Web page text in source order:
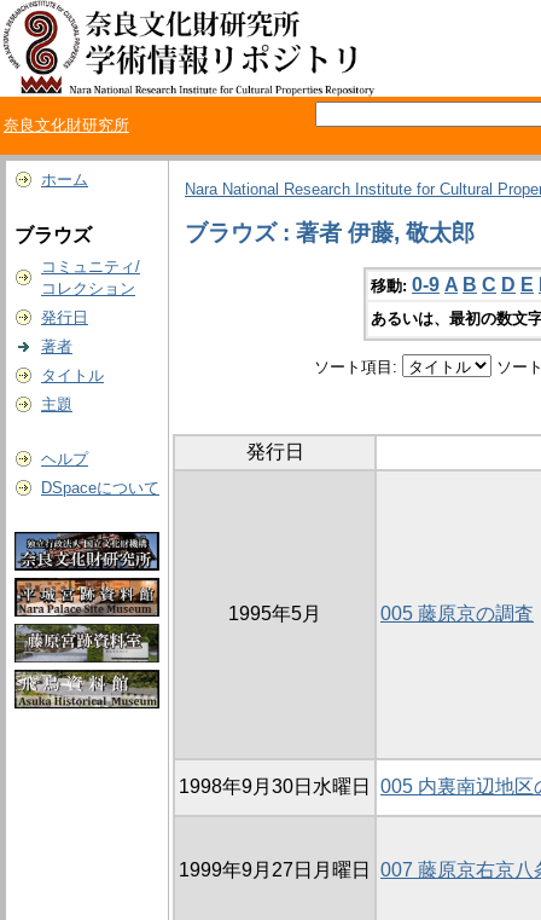
奈良文化財研究所
ホーム
ブラウズ
コミュニティ/
コレクション
発行日
著者
タイトル
主題
ヘルプ
DSpaceについて
Nara National Research Institute for Cultural
ブラウズ : 著者 伊藤, 敬太郎
移動: 0-9 A B C D E
あるいは、最初の数文
ソート項目: ソー
発行日
1995年5月 005 藤原京の調査
1998年9月30日水曜日 005 内裏南辺地
1999年9月27日月曜日 007 藤原京右京